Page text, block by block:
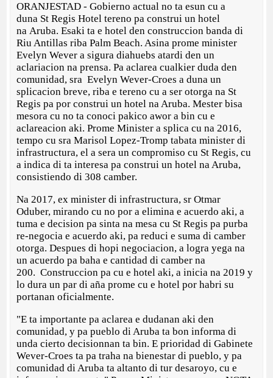
ORANJESTAD - Gobierno actual no ta esun cu a
duna St Regis Hotel tereno pa construi un hotel
na Aruba. Esaki ta e hotel den construccion banda di
Riu Antillas riba Palm Beach. Asina prome minister
Evelyn Wever a sigura diahuebs atardi den un
aclariacion na prensa. Pa aclarea cualkier duda den
comunidad, sra Evelyn Wever-Croes a duna un
splicacion breve, riba e tereno cu a ser otorga na St
Regis pa por construi un hotel na Aruba. Mester bisa
mesora cu no ta conoci pakico awor a bin cu e
aclareacion aki. Prome Minister a splica cu na 2016,
tempo cu sra Marisol Lopez-Tromp tabata minister di
infrastructura, el a sera un compromiso cu St Regis, cu
a indica di ta interesa pa construi un hotel na Aruba,
consistiendo di 308 camber.
Na 2017, ex minister di infrastructura, sr Otmar
Oduber, mirando cu no por a elimina e acuerdo aki, a
tuma e decision pa sinta na mesa cu St Regis pa purba
re-negocia e acuerdo aki, pa reduci e suma di camber
otorga. Despues di hopi negociacion, a logra yega na
un acuerdo pa baha e cantidad di camber na
200. Construccion pa cu e hotel aki, a inicia na 2019 y
lo dura un par di aña prome cu e hotel por habri su
portanan oficialmente.
"E ta importante pa aclarea e dudanan aki den
comunidad, y pa pueblo di Aruba ta bon informa di
unda cierto decisionnan ta bin. E prioridad di Gabinete
Wever-Croes ta pa traha na bienestar di pueblo, y pa
comunidad di Aruba ta altanto di tur desaroyo, cu e